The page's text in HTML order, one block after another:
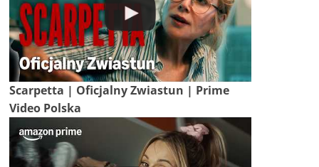
Scarpetta | Oficjalny Zwiastun | Prime
Video Polska